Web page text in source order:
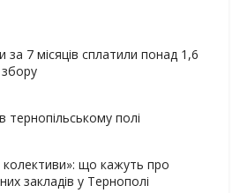
за 7 місяців сплатили понад 1,6
тернопільському полі
що кажуть про
закладів у Тернополі